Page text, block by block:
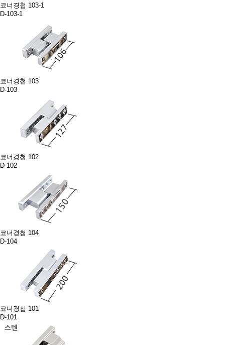
코너경첩 103-1
D-103-1
코너경첩 103
D-103
코너경첩 102
D-102
코너경첩 104
D-104
코너경첩 101
D-101